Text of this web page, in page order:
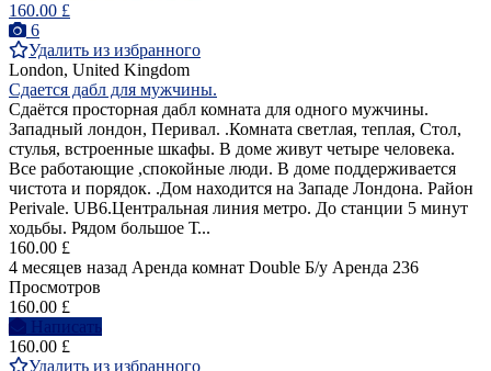
160.00 £
6
Удалить из избранного
London, United Kingdom
Сдается дабл для мужчины.
Cдаётся просторная дабл комната для одного мужчины.
Западный лондон, Перивал. .Комната светлая, теплая, Стол,
стулья, встроенные шкафы. В доме живут четыре человека.
Все работающие ,спокойные люди. В доме поддерживается
чистота и порядок. .Дом находится на Западе Лондона. Район
Perivale. UB6.Центральная линия метро. До станции 5 минут
ходьбы. Рядом большое Т...
160.00 £
4 месяцев назад Аренда комнат Double Б/у Аренда 236
Просмотров
160.00 £
Написать
160.00 £
Удалить из избранного